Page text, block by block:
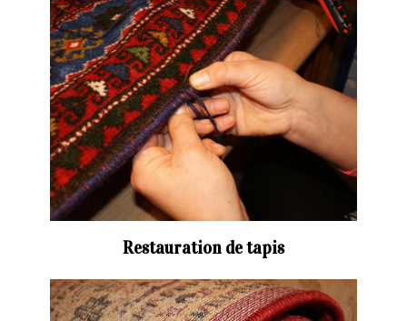
Restauration de tapis